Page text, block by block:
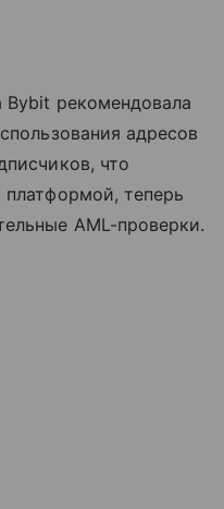
рекомендовала
адресов
что
теперь
AML-проверки.